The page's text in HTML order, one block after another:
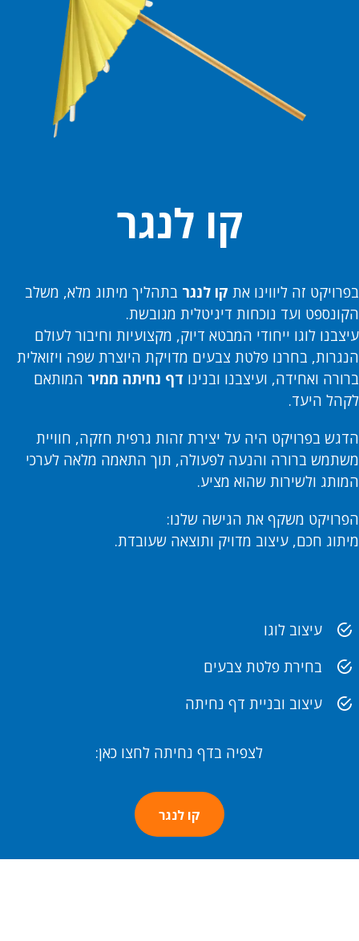
קו לנגר
בפרויקט זה ליווינו את קו לנגר בתהליך מיתוג מלא, משלב
הקונספט ועד נוכחות דיגיטלית מגובשת.
עיצבנו לוגו ייחודי המבטא דיוק, מקצועיות וחיבור לעולם
הנגרות, בחרנו פלטת צבעים מדויקת היוצרת שפה ויזואלית
ברורה ואחידה, ועיצבנו ובנינו דף נחיתה ממיר המותאם
לקהל היעד.
הדגש בפרויקט היה על יצירת זהות גרפית חזקה, חוויית
משתמש ברורה והנעה לפעולה, תוך התאמה מלאה לערכי
המותג ולשירות שהוא מציע.
הפרויקט משקף את הגישה שלנו:
מיתוג חכם, עיצוב מדויק ותוצאה שעובדת.
עיצוב לוגו
בחירת פלטת צבעים
עיצוב ובניית דף נחיתה
לצפיה בדף נחיתה לחצו כאן:
קו לנגר